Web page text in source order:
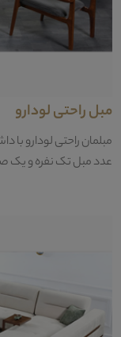
مبل راحتی لودارو
عدد مبل تک نفره و یک